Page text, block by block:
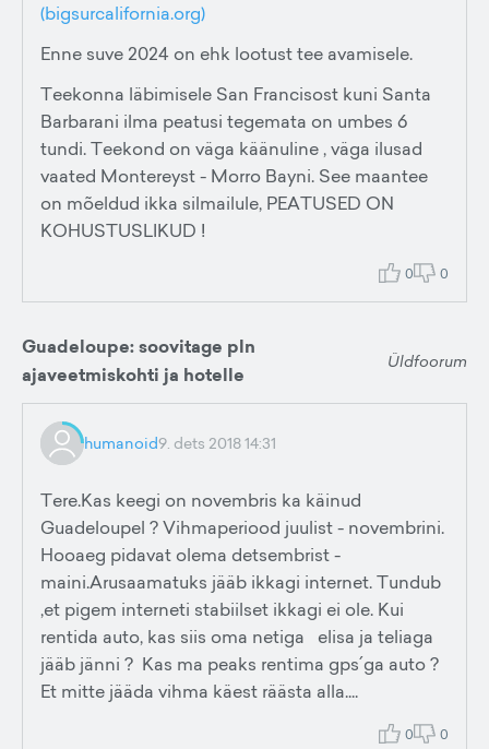
(bigsurcalifornia.org)
Enne suve 2024 on ehk lootust tee avamisele.
Teekonna läbimisele San Francisost kuni Santa
Barbarani ilma peatusi tegemata on umbes 6
tundi. Teekond on väga käänuline , väga ilusad
vaated Montereyst - Morro Bayni. See maantee
on mõeldud ikka silmailule, PEATUSED ON
KOHUSTUSLIKUD !
0 0
Guadeloupe: soovitage pln
ajaveetmiskohti ja hotelle
Üldfoorum
humanoid9. dets 2018 14:31
Tere.Kas keegi on novembris ka käinud
Guadeloupel ? Vihmaperiood juulist - novembrini.
Hooaeg pidavat olema detsembrist -
maini.Arusaamatuks jääb ikkagi internet. Tundub
,et pigem interneti stabiilset ikkagi ei ole. Kui
rentida auto, kas siis oma netiga elisa ja teliaga
jääb jänni ? Kas ma peaks rentima gps´ga auto ?
Et mitte jääda vihma käest räästa alla....
0 0